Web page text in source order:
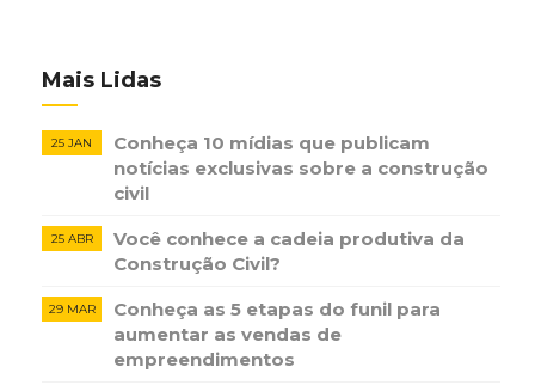
Mais Lidas
25 JAN
Conheça 10 mídias que publicam
notícias ​exclusivas sobre​ ​a construção​ ​
civil
25 ABR
Você conhece a cadeia produtiva da
Construção Civil?
29 MAR
Conheça as 5 etapas do funil para
aumentar as vendas de
empreendimentos